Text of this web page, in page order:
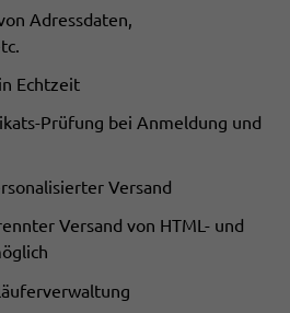
Adressdaten,
Echtzeit
Prüfung bei Anmeldung und
Versand
Versand von HTML- und